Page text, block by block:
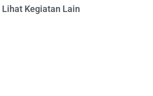
Lihat Kegiatan Lain